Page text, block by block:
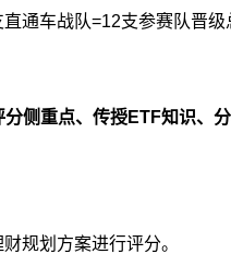
通车战队=12支参赛队晋级
侧重点、传授ETF知识、
规划方案进行评分。